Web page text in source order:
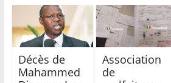
Décès de
Mahammed
Association
de